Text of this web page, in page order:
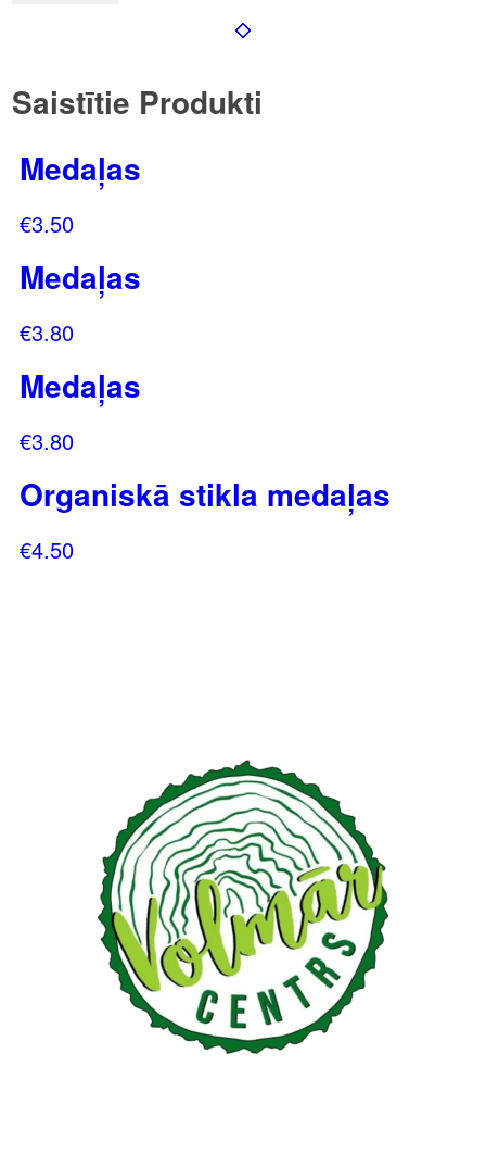
Saistītie Produkti
Medaļas
€3.50
Medaļas
€3.80
Medaļas
€3.80
Organiskā stikla medaļas
€4.50